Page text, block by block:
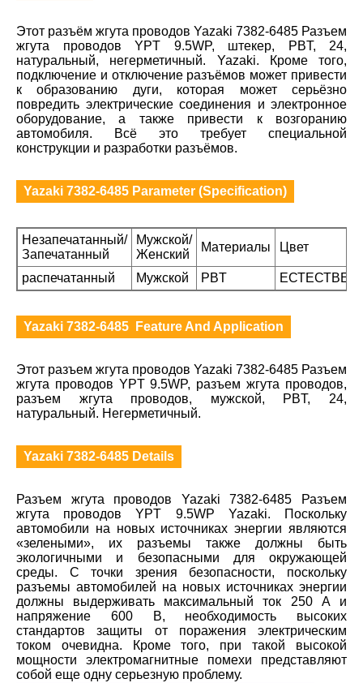
Этот разъём жгута проводов Yazaki 7382-6485 Разъем
жгута проводов YPT 9.5WP, штекер, PBT, 24,
натуральный, негерметичный. Yazaki. Кроме того,
подключение и отключение разъёмов может привести
к образованию дуги, которая может серьёзно
повредить электрические соединения и электронное
оборудование, а также привести к возгоранию
автомобиля. Всё это требует специальной
конструкции и разработки разъёмов.
Yazaki 7382-6485 Parameter (Specification)
Незапечатанный/
Запечатанный
Мужской/
Женский
Материалы Цвет
распечатанный Мужской PBT
Yazaki 7382-6485 Feature And Application
Этот разъем жгута проводов Yazaki 7382-6485 Разъем
жгута проводов YPT 9.5WP, разъем жгута проводов,
разъем жгута проводов, мужской, PBT, 24,
натуральный. Негерметичный.
Yazaki 7382-6485 Details
Разъем жгута проводов Yazaki 7382-6485 Разъем
жгута проводов YPT 9.5WP Yazaki. Поскольку
автомобили на новых источниках энергии являются
«зелеными», их разъемы также должны быть
экологичными и безопасными для окружающей
среды. С точки зрения безопасности, поскольку
разъемы автомобилей на новых источниках энергии
должны выдерживать максимальный ток 250 А и
напряжение 600 В, необходимость высоких
стандартов защиты от поражения электрическим
током очевидна. Кроме того, при такой высокой
мощности электромагнитные помехи представляют
собой еще одну серьезную проблему.